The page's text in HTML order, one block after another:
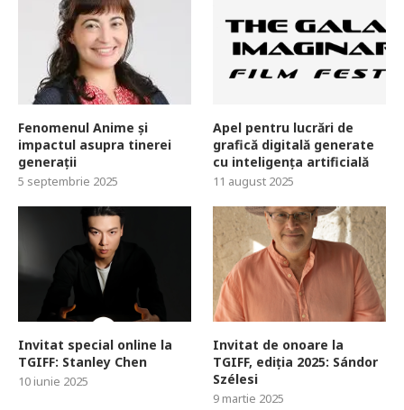
Fenomenul Anime și
impactul asupra tinerei
generații
5 septembrie 2025
Apel pentru lucrări de
grafică digitală generate
cu inteligența artificială
11 august 2025
Invitat special online la
TGIFF: Stanley Chen
10 iunie 2025
Invitat de onoare la
TGIFF, ediția 2025: Sándor
Szélesi
9 martie 2025